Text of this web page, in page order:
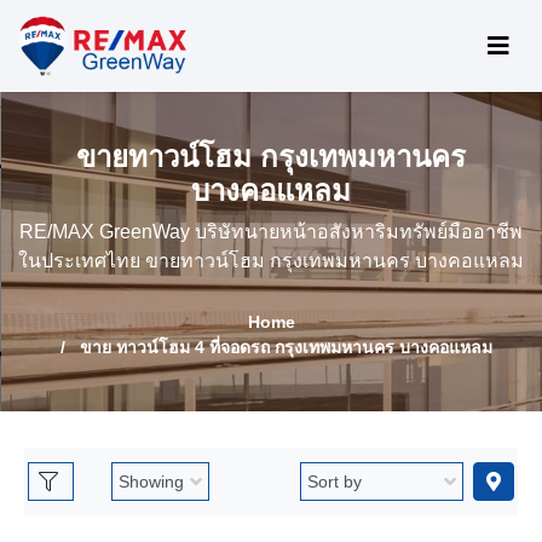
ขายทาวน์โฮม กรุงเทพมหานคร
บางคอแหลม
RE/MAX GreenWay บริษัทนายหน้าอสังหาริมทรัพย์มืออาชีพ
ในประเทศไทย ขายทาวน์โฮม กรุงเทพมหานคร บางคอแหลม
Home
ขาย ทาวน์โฮม 4 ที่จอดรถ กรุงเทพมหานคร บางคอแหลม